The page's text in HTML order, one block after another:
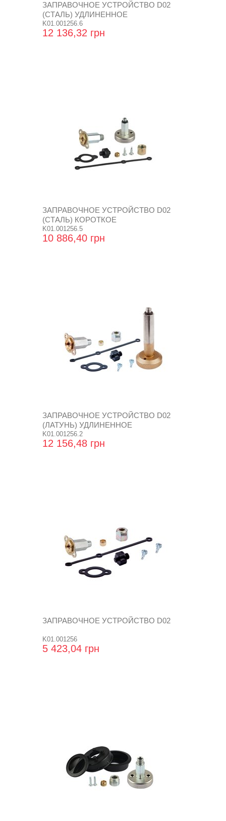
ЗАПРАВОЧНОЕ УСТРОЙСТВО D02
(СТАЛЬ) УДЛИНЕННОЕ
K01.001256.6
12 136,32 грн
ЗАПРАВОЧНОЕ УСТРОЙСТВО D02
(СТАЛЬ) КОРОТКОЕ
K01.001256.5
10 886,40 грн
ЗАПРАВОЧНОЕ УСТРОЙСТВО D02
(ЛАТУНЬ) УДЛИНЕННОЕ
K01.001256.2
12 156,48 грн
ЗАПРАВОЧНОЕ УСТРОЙСТВО D02
K01.001256
5 423,04 грн